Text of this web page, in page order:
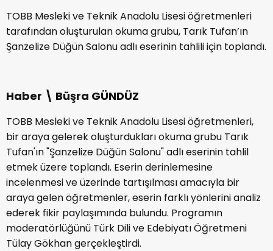
TOBB Mesleki ve Teknik Anadolu Lisesi öğretmenleri
tarafından oluşturulan okuma grubu, Tarık Tufan’ın
Şanzelize Düğün Salonu adlı eserinin tahlili için toplandı.
Haber \ Büşra GÜNDÜZ
TOBB Mesleki ve Teknik Anadolu Lisesi öğretmenleri,
bir araya gelerek oluşturdukları okuma grubu Tarık
Tufan'ın "Şanzelize Düğün Salonu" adlı eserinin tahlil
etmek üzere toplandı. Eserin derinlemesine
incelenmesi ve üzerinde tartışılması amacıyla bir
araya gelen öğretmenler, eserin farklı yönlerini analiz
ederek fikir paylaşımında bulundu. Programın
moderatörlüğünü Türk Dili ve Edebiyatı Öğretmeni
Tülay Gökhan gerçekleştirdi.